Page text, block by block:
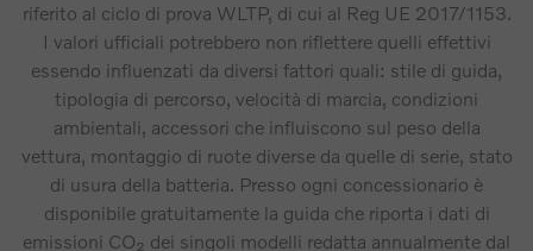
riferito al ciclo di prova WLTP, di cui al Reg UE 2017/1153.
I valori ufficiali potrebbero non riflettere quelli effettivi
essendo influenzati da diversi fattori quali: stile di guida,
tipologia di percorso, velocità di marcia, condizioni
ambientali, accessori che influiscono sul peso della
vettura, montaggio di ruote diverse da quelle di serie, stato
di usura della batteria. Presso ogni concessionario è
disponibile gratuitamente la guida che riporta i dati di
emissioni CO₂ dei singoli modelli redatta annualmente dal